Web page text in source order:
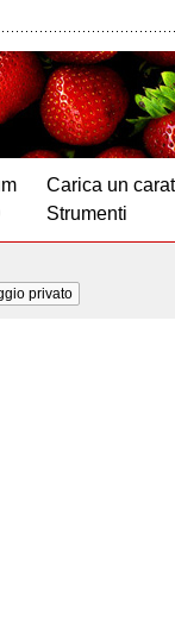
Carica un
Strumenti
privato